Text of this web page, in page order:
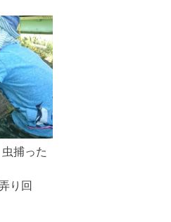
捕った
り回